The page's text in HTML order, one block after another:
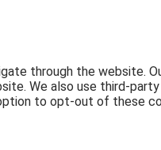
through the
We also use third-
to opt-out of